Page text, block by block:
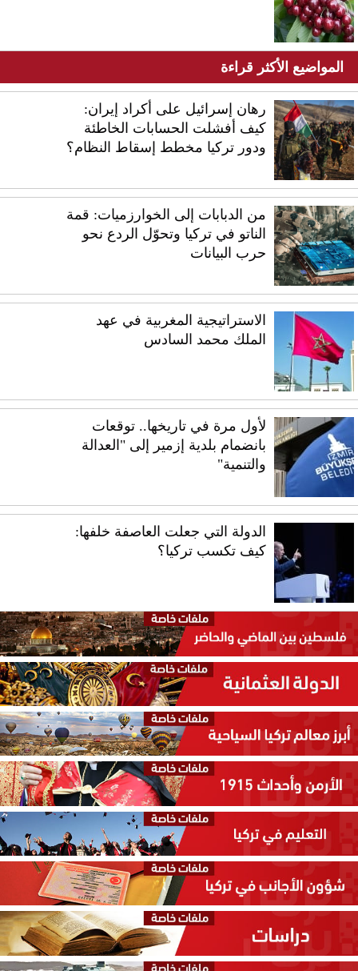
المواضيع الأكثر قراءة
رهان إسرائيل على أكراد إيران:
كيف أفشلت الحسابات الخاطئة
ودور تركيا مخطط إسقاط النظام؟
من الدبابات إلى الخوارزميات: قمة
الناتو في تركيا وتحوّل الردع نحو
حرب البيانات
الاستراتيجية المغربية في عهد
الملك محمد السادس
لأول مرة في تاريخها.. توقعات
بانضمام بلدية إزمير إلى "العدالة
والتنمية"
الدولة التي جعلت العاصفة خلفها:
كيف تكسب تركيا؟